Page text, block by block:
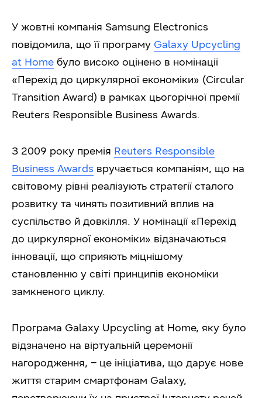
У жовтні компанія Samsung Electronics
повідомила, що її програму Galaxy Upcycling
at Home було високо оцінено в номінації
«Перехід до циркулярної економіки» (Circular
Transition Award) в рамках цьогорічної премії
Reuters Responsible Business Awards.
З 2009 року премія Reuters Responsible
Business Awards вручається компаніям, що на
світовому рівні реалізують стратегії сталого
розвитку та чинять позитивний вплив на
суспільство й довкілля. У номінації «Перехід
до циркулярної економіки» відзначаються
інновації, що сприяють міцнішому
становленню у світі принципів економіки
замкненого циклу.
Програма Galaxy Upcycling at Home, яку було
відзначено на віртуальній церемонії
нагородження, – це ініціатива, що дарує нове
життя старим смартфонам Galaxy,